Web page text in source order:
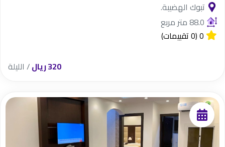
تبوك الهضيبة.
88.0 متر مربع
0(0 تقييمات)
320 ريال / الليلة